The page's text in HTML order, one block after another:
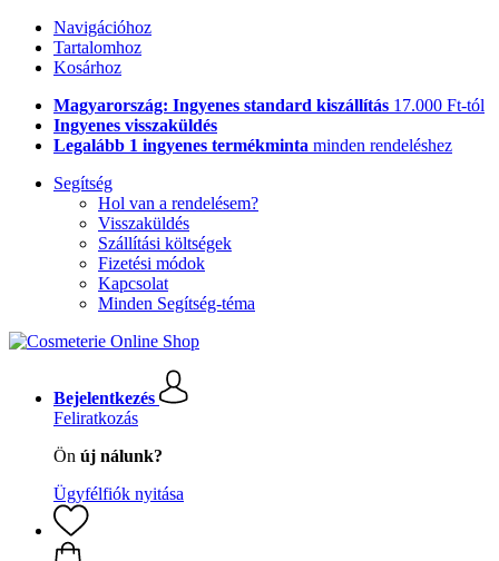
Navigációhoz
Tartalomhoz
Kosárhoz
Magyarország: Ingyenes standard kiszállítás 17.000 Ft-tól
Ingyenes visszaküldés
Legalább 1 ingyenes termékminta minden rendeléshez
Segítség
Hol van a rendelésem?
Visszaküldés
Szállítási költségek
Fizetési módok
Kapcsolat
Minden Segítség-téma
Bejelentkezés
Feliratkozás
Ön új nálunk?
Ügyfélfiók nyitása